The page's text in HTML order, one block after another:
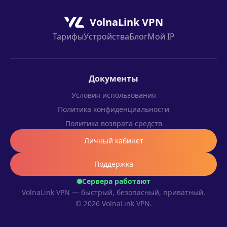
VolnaLink VPN
ТарифыУстройстваБлогМой IP
Сервера работают
VolnaLink VPN — быстрый, безопасный, приватный.
© 2026 VolnaLink VPN.
Документы
Условия использования
Политика конфиденциальности
Политика возврата средств
Личный кабинет
Поддержка